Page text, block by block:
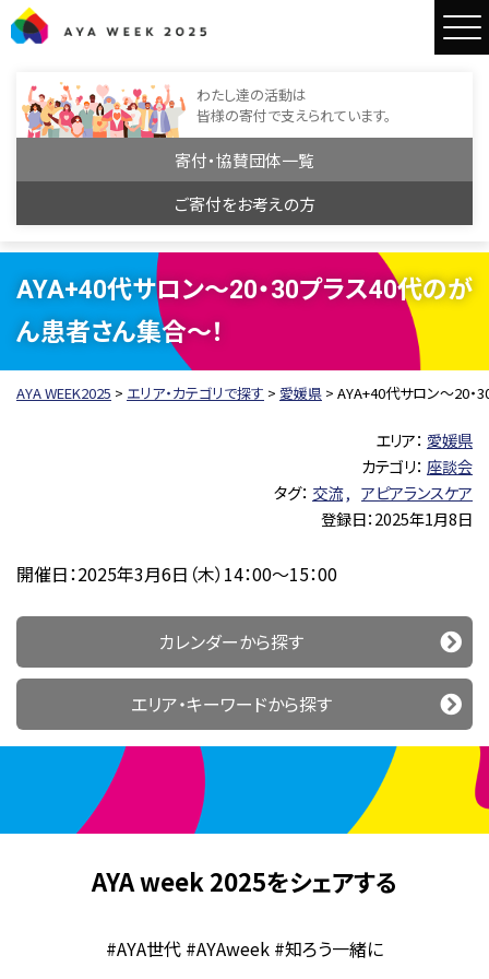
わたし達の活動は
皆様の寄付で支えられています。
寄付・協賛団体一覧
ご寄付をお考えの方
AYA+40代サロン～20・30プラス40代のが
ん患者さん集合～！
AYA WEEK2025 > エリア・カテゴリで探す > 愛媛県 > AYA+40代サロン～20・
エリア： 愛媛県
カテゴリ： 座談会
タグ： 交流
アピアランスケア
登録日：2025年1月8日
開催日：2025年3月6日（木）14：00～15：00
カレンダーから探す
エリア・キーワードから探す
AYA week 2025をシェアする
#AYA世代 #AYAweek #知ろう一緒に